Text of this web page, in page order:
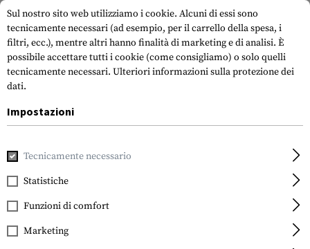
Magpul
MOE RVG Grip
Sul nostro sito web utilizziamo i cookie. Alcuni di essi sono
tecnicamente necessari (ad esempio, per il carrello della spesa, i
filtri, ecc.), mentre altri hanno finalità di marketing e di analisi. È
possibile accettare tutti i cookie (come consigliamo) o solo quelli
tecnicamente necessari. Ulteriori informazioni sulla protezione dei
dati.
Impostazioni
Tecnicamente necessario
Statistiche
Funzioni di comfort
Marketing